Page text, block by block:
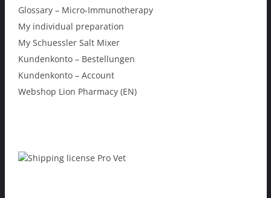
Glossary – Micro-Immunotherapy
My individual preparation
My Schuessler Salt Mixer
Kundenkonto – Bestellungen
Kundenkonto – Account
Webshop Lion Pharmacy (EN)